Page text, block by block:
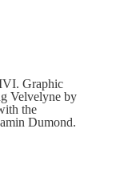
Graphic
Velvelyne by
the
Dumond.